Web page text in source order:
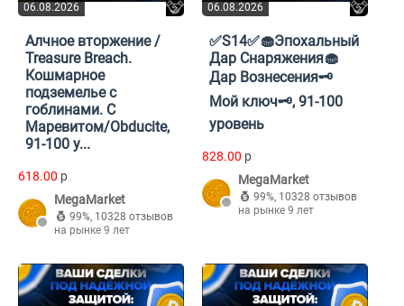
06.08.2026
Алчное вторжение /
Treasure Breach.
Кошмарное
подземелье с
гоблинами. C
Маревитом/Obducite,
91-100 у...
618.00 p
MegaMarket
99%, 10328 отзывов
на рынке 9 лет
06.08.2026
✅S14✅🧁Эпохальный
Дар Снаряжения🧁
Дар Вознесения🗝️
Мой ключ🗝️, 91-100
уровень
828.00 p
MegaMarket
99%, 10328 отзывов
на рынке 9 лет